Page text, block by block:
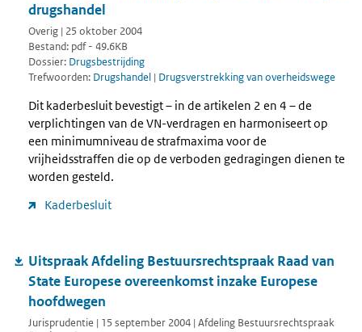
drugshandel
Overig | 25 oktober 2004
Bestand: pdf - 49.6KB
Dossier: Drugsbestrijding
Trefwoorden: Drugshandel | Drugsverstrekking van overheidswege
Dit kaderbesluit bevestigt – in de artikelen 2 en 4 – de
verplichtingen van de VN-verdragen en harmoniseert op
een minimumniveau de strafmaxima voor de
vrijheidsstraffen die op de verboden gedragingen dienen te
worden gesteld.
Kaderbesluit
Uitspraak Afdeling Bestuursrechtspraak Raad van
State Europese overeenkomst inzake Europese
hoofdwegen
Jurisprudentie | 15 september 2004 | Afdeling Bestuursrechtspraak